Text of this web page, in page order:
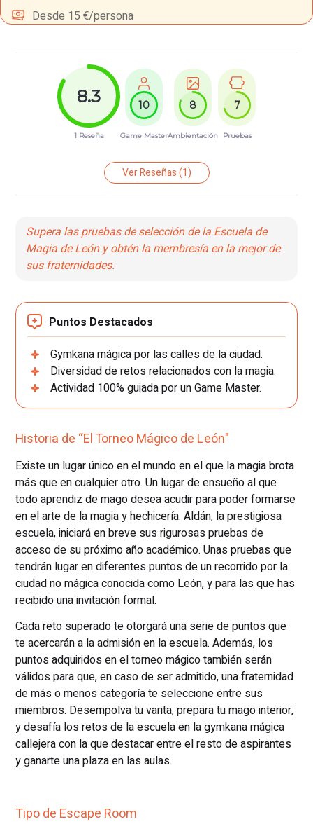
Desde 15 €/persona
8.3
1 Reseña
10
Game Master
8
Ambientación
7
Pruebas
Ver Reseñas(1)
Supera las pruebas de selección de la Escuela de
Magia de León y obtén la membresía en la mejor de
sus fraternidades.
Puntos Destacados
Gymkana mágica por las calles de la ciudad.
Diversidad de retos relacionados con la magia.
Actividad 100% guiada por un Game Master.
Historia de “El Torneo Mágico de León"
Existe un lugar único en el mundo en el que la magia brota
más que en cualquier otro. Un lugar de ensueño al que
todo aprendiz de mago desea acudir para poder formarse
en el arte de la magia y hechicería. Aldán, la prestigiosa
escuela, iniciará en breve sus rigurosas pruebas de
acceso de su próximo año académico. Unas pruebas que
tendrán lugar en diferentes puntos de un recorrido por la
ciudad no mágica conocida como León, y para las que has
recibido una invitación formal.
Cada reto superado te otorgará una serie de puntos que
te acercarán a la admisión en la escuela. Además, los
puntos adquiridos en el torneo mágico también serán
válidos para que, en caso de ser admitido, una fraternidad
de más o menos categoría te seleccione entre sus
miembros. Desempolva tu varita, prepara tu mago interior,
y desafía los retos de la escuela en la gymkana mágica
callejera con la que destacar entre el resto de aspirantes
y ganarte una plaza en las aulas.
Tipo de Escape Room